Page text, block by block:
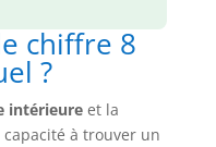
chiffre 8
?
intérieureet la
à trouver un